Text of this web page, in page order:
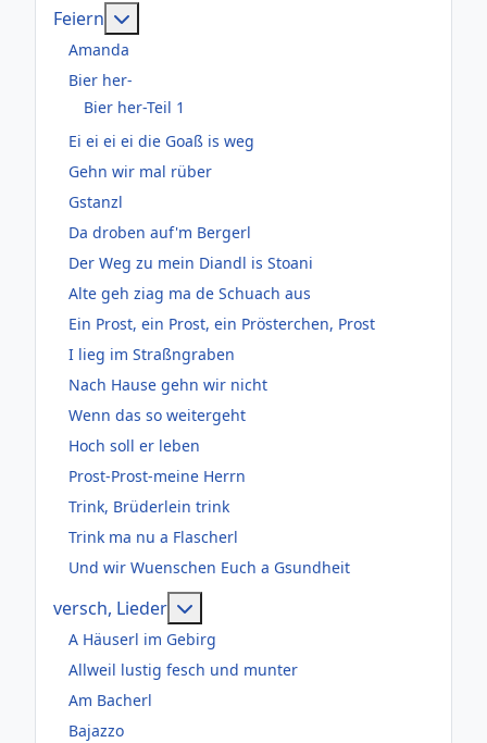
Feiern
Amanda
Bier her-
Bier her-Teil 1
Ei ei ei ei die Goaß is weg
Gehn wir mal rüber
Gstanzl
Da droben auf'm Bergerl
Der Weg zu mein Diandl is Stoani
Alte geh ziag ma de Schuach aus
Ein Prost, ein Prost, ein Prösterchen, Prost
I lieg im Straßngraben
Nach Hause gehn wir nicht
Wenn das so weitergeht
Hoch soll er leben
Prost-Prost-meine Herrn
Trink, Brüderlein trink
Trink ma nu a Flascherl
Und wir Wuenschen Euch a Gsundheit
versch, Lieder
A Häuserl im Gebirg
Allweil lustig fesch und munter
Am Bacherl
Bajazzo